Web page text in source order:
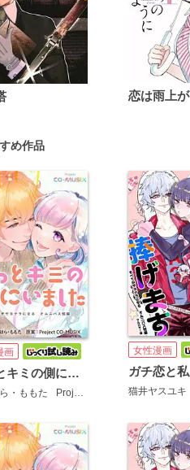
め作品
画
ずっとキミの側にいました ―すべてがサヨナラになる オムニバス短編 ―【フルカラー版】
・ももた Project CO-MUSIX
女性漫画
猫井ヤスユキ